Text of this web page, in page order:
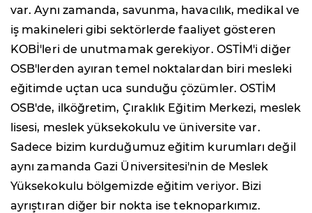
var. Aynı zamanda, savunma, havacılık, medikal ve
iş makineleri gibi sektörlerde faaliyet gösteren
KOBİ'leri de unutmamak gerekiyor. OSTİM'i diğer
OSB'lerden ayıran temel noktalardan biri mesleki
eğitimde uçtan uca sunduğu çözümler. OSTİM
OSB'de, ilköğretim, Çıraklık Eğitim Merkezi, meslek
lisesi, meslek yüksekokulu ve üniversite var.
Sadece bizim kurduğumuz eğitim kurumları değil
aynı zamanda Gazi Üniversitesi'nin de Meslek
Yüksekokulu bölgemizde eğitim veriyor. Bizi
ayrıştıran diğer bir nokta ise teknoparkımız.